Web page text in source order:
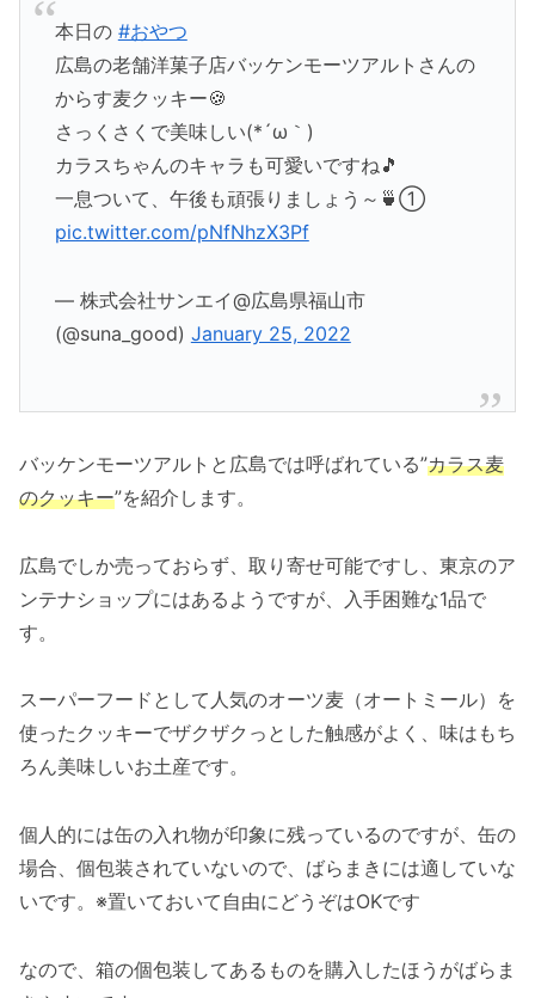
本日の #おやつ
広島の老舗洋菓子店バッケンモーツアルトさんの
からす麦クッキー🍪
さっくさくで美味しい(*´ω｀)
カラスちゃんのキャラも可愛いですね🎵
一息ついて、午後も頑張りましょう～🍵①
pic.twitter.com/pNfNhzX3Pf
— 株式会社サンエイ@広島県福山市
(@suna_good) January 25, 2022
バッケンモーツアルトと広島では呼ばれている”カラス麦
のクッキー”を紹介します。
広島でしか売っておらず、取り寄せ可能ですし、東京のア
ンテナショップにはあるようですが、入手困難な1品で
す。
スーパーフードとして人気のオーツ麦（オートミール）を
使ったクッキーでザクザクっとした触感がよく、味はもち
ろん美味しいお土産です。
個人的には缶の入れ物が印象に残っているのですが、缶の
場合、個包装されていないので、ばらまきには適していな
いです。※置いておいて自由にどうぞはOKです
なので、箱の個包装してあるものを購入したほうがばらま